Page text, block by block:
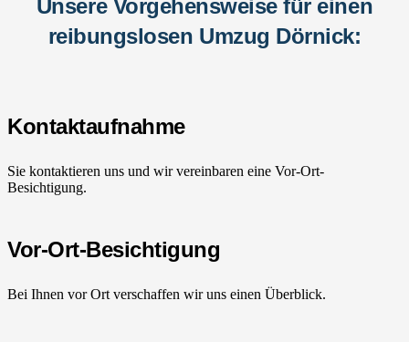
Unsere Vorgehensweise für einen
reibungslosen Umzug Dörnick:
Kontaktaufnahme
Sie kontaktieren uns und wir vereinbaren eine Vor-Ort-
Besichtigung.
Vor-Ort-Besichtigung
Bei Ihnen vor Ort verschaffen wir uns einen Überblick.